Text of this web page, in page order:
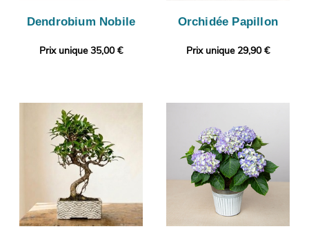
Dendrobium Nobile
Prix unique 35,00 €
Orchidée Papillon
Prix unique 29,90 €